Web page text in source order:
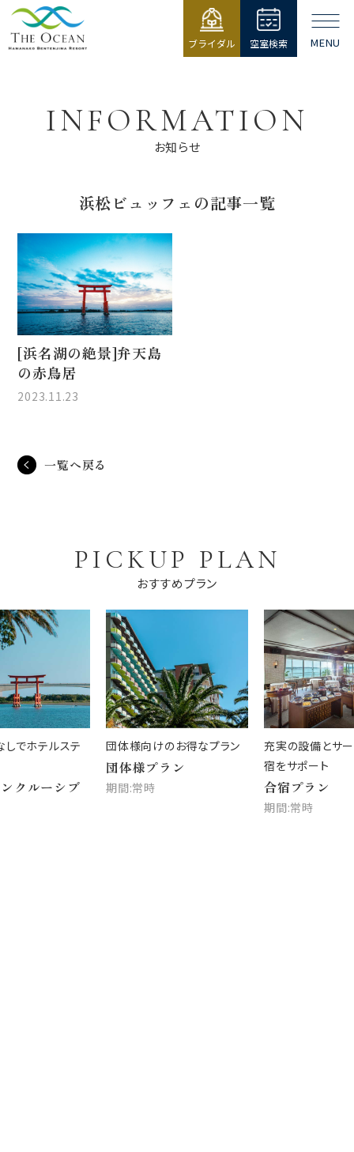
MENU
空室検索
ブライダル
リゾート THEINFORMATION
お知らせ
浜松ビュッフェの記事一覧
[浜名湖の絶景]弁天島
の赤鳥居
2023.11.23
一覧へ戻る
PICKUP PLAN
おすすめプラン
でホテルステ
クルーシブ
団体様向けのお得なプラン
団体様プラン
期間:常時
充実の設備とサ
宿をサポート
合宿プラン
期間:常時